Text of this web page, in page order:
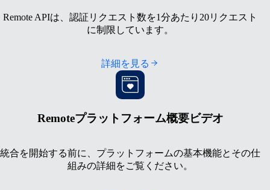
Remote APIは、認証リクエスト数を1分あたり20リクエスト
に制限しています。
詳細を見る
Remoteプラットフォーム概要ビデオ
統合を開始する前に、プラットフォームの基本機能とその仕
組みの詳細をご覧ください。